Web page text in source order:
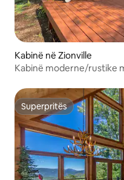
Kabinë në Zionville
Kabinë moderne/rustike
Superpritës
Superpritës